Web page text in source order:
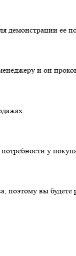
демонстрации ее
и он
у
поэтому вы будете